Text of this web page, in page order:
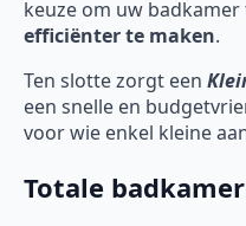
keuze om uw badkamer
efficiënter te maken.
Ten slotte zorgt een
een snelle en
voor wie enkel kleine
Totale